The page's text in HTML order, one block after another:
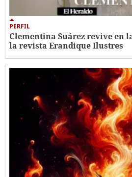
PERFIL
Clementina Suárez revive en
la revista Erandique Ilustres